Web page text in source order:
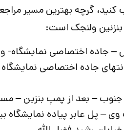
گرچه بهترین مسیر
بنزنین ولنجک است:
– جاده اختصاصی نمایشگاه-
جاده اختصاصی
– بعد از پمپ بنزین –
– پل عابر پیاده نمایشگاه